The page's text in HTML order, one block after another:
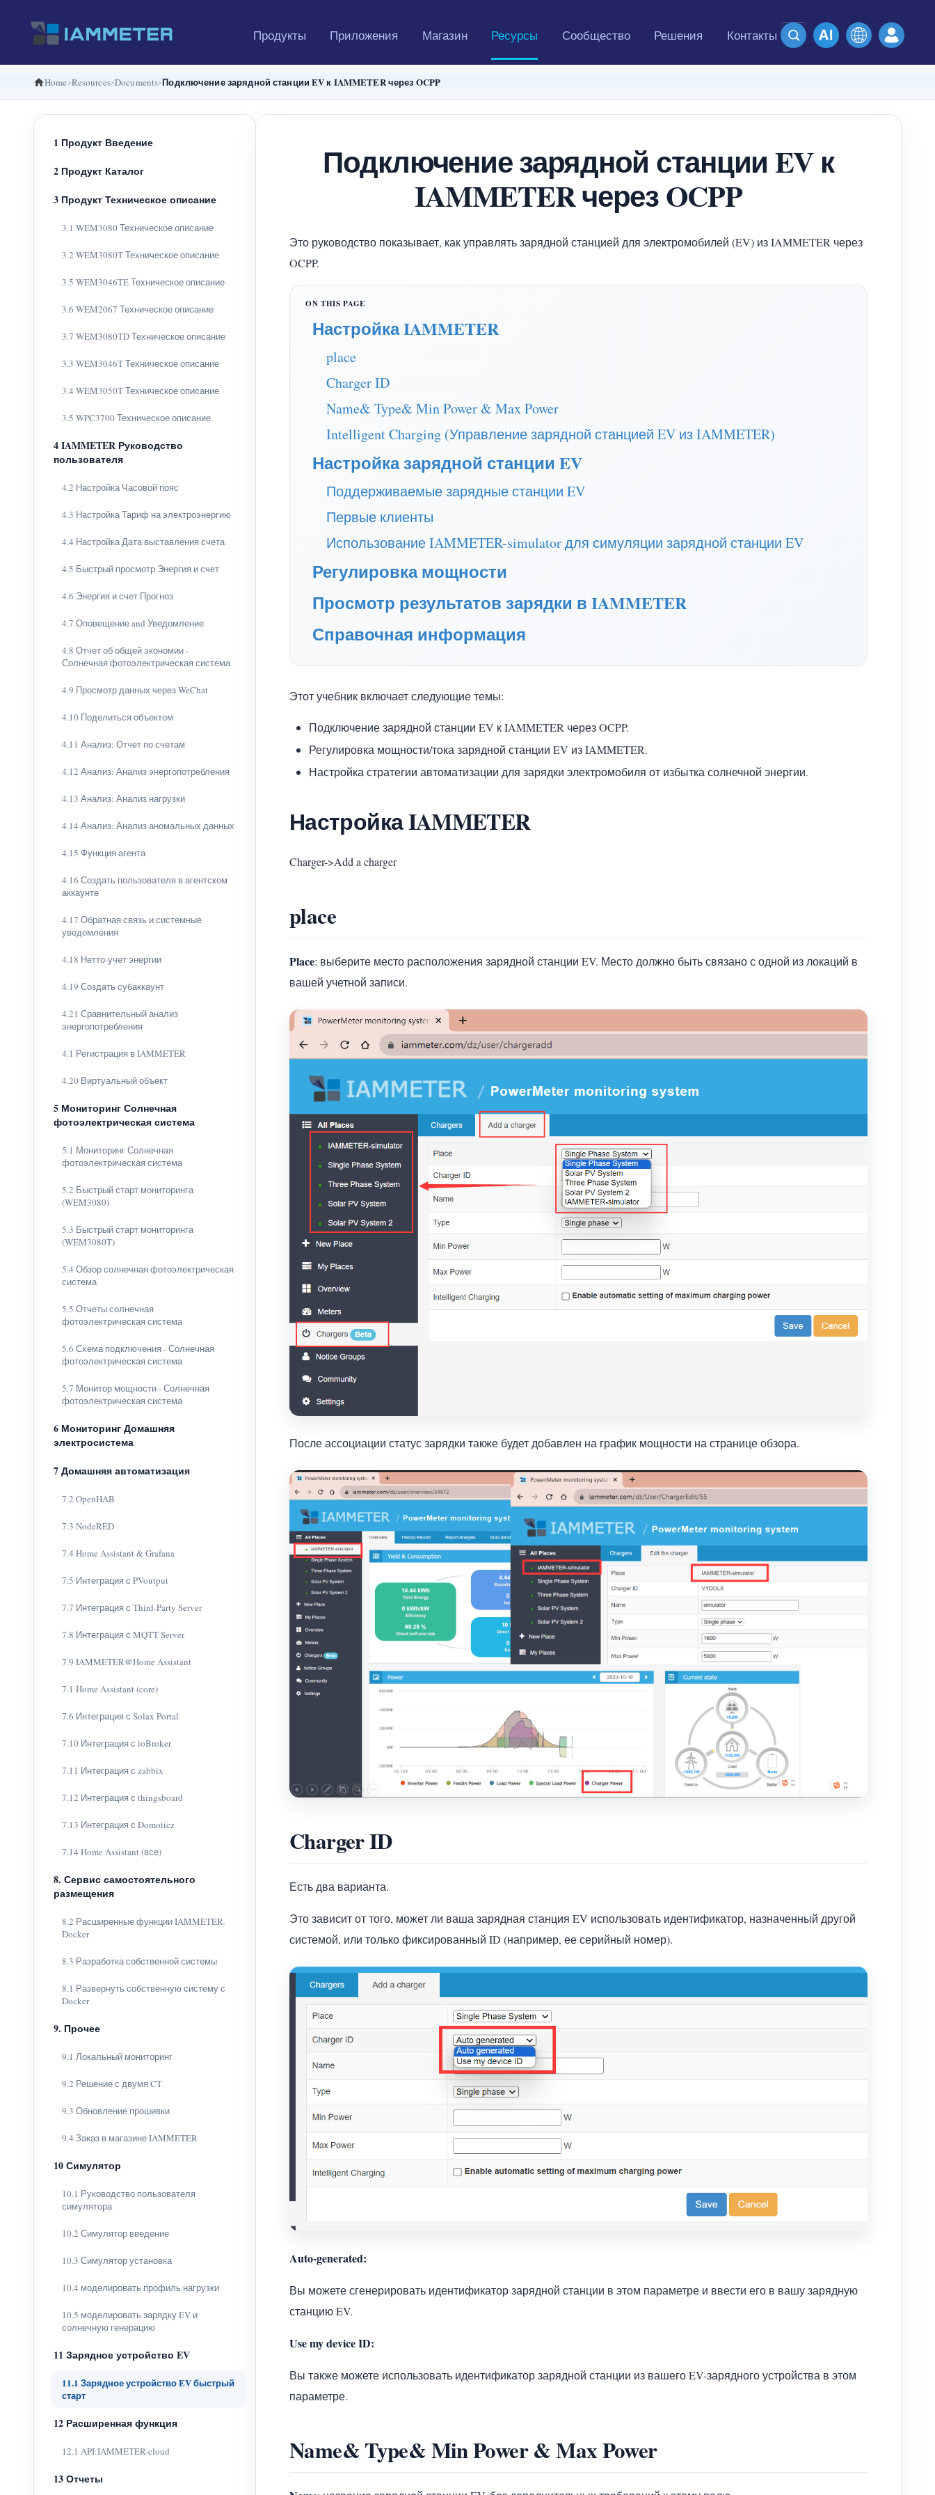
Продукты Приложения Магазин Ресурсы Сообщество Решения Контакты
Home Resources Documents Подключение зарядной станции EV к IAMMETER через OCPP
1 Продукт Введение
2 Продукт Каталог
3 Продукт Техническое описание
3.1 WEM3080 Техническое описание
3.2 WEM3080T Техническое описание
3.5 WEM3046TE Техническое описание
3.6 WEM2067 Техническое описание
3.7 WEM3080TD Техническое описание
3.3 WEM3046T Техническое описание
3.4 WEM3050T Техническое описание
3.5 WPC3700 Техническое описание
4 IAMMETER Руководство
пользователя
4.2 Настройка Часовой пояс
4.3 Настройка Тариф на электроэнергию
4.4 Настройка Дата выставления счета
4.5 Быстрый просмотр Энергия и счет
4.6 Энергия и счет Прогноз
4.7 Оповещение and Уведомление
4.8 Отчет об общей экономии -
Солнечная фотоэлектрическая система
4.9 Просмотр данных через WeChat
4.10 Поделиться объектом
4.11 Анализ: Отчет по счетам
4.12 Анализ: Анализ энергопотребления
4.13 Анализ: Анализ нагрузки
4.14 Анализ: Анализ аномальных данных
4.15 Функция агента
4.16 Создать пользователя в агентском
аккаунте
4.17 Обратная связь и системные
уведомления
4.18 Нетто-учет энергии
4.19 Создать субаккаунт
4.21 Сравнительный анализ
энергопотребления
4.1 Регистрация в IAMMETER
4.20 Виртуальный объект
5 Мониторинг Солнечная
фотоэлектрическая система
5.1 Мониторинг Солнечная
фотоэлектрическая система
5.2 Быстрый старт мониторинга
(WEM3080)
5.3 Быстрый старт мониторинга
(WEM3080T)
5.4 Обзор солнечная фотоэлектрическая
система
5.5 Отчеты солнечная
фотоэлектрическая система
5.6 Схема подключения - Солнечная
фотоэлектрическая система
5.7 Монитор мощности - Солнечная
фотоэлектрическая система
6 Мониторинг Домашняя
электросистема
7 Домашняя автоматизация
7.2 OpenHAB
7.3 NodeRED
7.4 Home Assistant & Grafana
7.5 Интеграция с PVoutput
7.7 Интеграция с Third-Party Server
7.8 Интеграция с MQTT Server
7.9 IAMMETER@Home Assistant
7.1 Home Assistant (core)
7.6 Интеграция с Solax Portal
7.10 Интеграция с ioBroker
7.11 Интеграция с zabbix
7.12 Интеграция с thingsboard
7.13 Интеграция с Domoticz
7.14 Home Assistant (все)
8. Сервис самостоятельного
размещения
8.2 Расширенные функции IAMMETER-
Docker
8.3 Разработка собственной системы
8.1 Развернуть собственную систему с
Docker
9. Прочее
9.1 Локальный мониторинг
9.2 Решение с двумя CT
9.3 Обновление прошивки
9.4 Заказ в магазине IAMMETER
10 Симулятор
10.1 Руководство пользователя
симулятора
10.2 Симулятор введение
10.3 Симулятор установка
10.4 моделировать профиль нагрузки
10.5 моделировать зарядку EV и
солнечную генерацию
11 Зарядное устройство EV
11.1 Зарядное устройство EV быстрый
старт
12 Расширенная функция
12.1 API:IAMMETER-cloud
13 Отчеты
Подключение зарядной станции EV к
IAMMETER через OCPP
Это руководство показывает, как управлять зарядной станцией для электромобилей (EV) из IAMMETER через
OCPP.
Настройка IAMMETER
place
Charger ID
Name& Type& Min Power & Max Power
Intelligent Charging (Управление зарядной станцией EV из IAMMETER)
Настройка зарядной станции EV
Поддерживаемые зарядные станции EV
Первые клиенты
Использование IAMMETER-simulator для симуляции зарядной станции EV
Регулировка мощности
Просмотр результатов зарядки в IAMMETER
Справочная информация
Этот учебник включает следующие темы:
Подключение зарядной станции EV к IAMMETER через OCPP.
Регулировка мощности/тока зарядной станции EV из IAMMETER.
Настройка стратегии автоматизации для зарядки электромобиля от избытка солнечной энергии.
Настройка IAMMETER
Charger->Add a charger
place
Place: выберите место расположения зарядной станции EV. Место должно быть связано с одной из локаций в
вашей учетной записи.
После ассоциации статус зарядки также будет добавлен на график мощности на странице обзора.
Charger ID
Есть два варианта.
Это зависит от того, может ли ваша зарядная станция EV использовать идентификатор, назначенный другой
системой, или только фиксированный ID (например, ее серийный номер).
Auto-generated:
Вы можете сгенерировать идентификатор зарядной станции в этом параметре и ввести его в вашу зарядную
станцию EV.
Use my device ID:
Вы также можете использовать идентификатор зарядной станции из вашего EV-зарядного устройства в этом
параметре.
Name& Type& Min Power & Max Power